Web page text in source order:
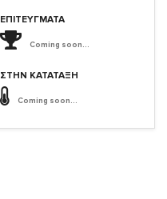
ΕΠΙΤΕΎΓΜΑΤΑ
Coming soon...
ΣΤΗΝ ΚΑΤΆΤΑΞΗ
Coming soon...